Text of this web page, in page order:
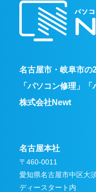
名古屋市・岐阜市の
「パソコン修理」
株式会社Newt
名古屋本社
〒460-0011
愛知県名古屋市中区大
ディースタート内